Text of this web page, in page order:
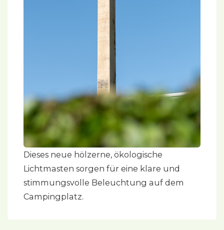
Dieses neue hölzerne, ökologische
Lichtmasten sorgen für eine klare und
stimmungsvolle Beleuchtung auf dem
Campingplatz.